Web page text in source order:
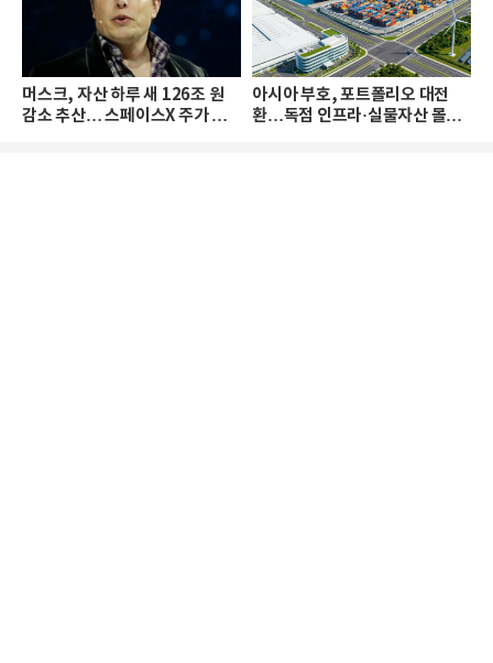
머스크, 자산 하루 새 126조 원
감소 추산… 스페이스X 주가 하
아시아 부호, 포트폴리오 대전
환…독점 인프라·실물자산 몰린